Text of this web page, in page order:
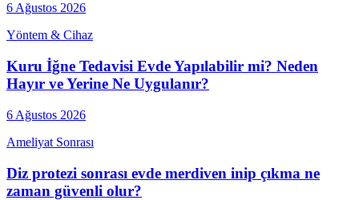
6 Ağustos 2026
Yöntem & Cihaz
Kuru İğne Tedavisi Evde Yapılabilir mi? Neden
Hayır ve Yerine Ne Uygulanır?
6 Ağustos 2026
Ameliyat Sonrası
Diz protezi sonrası evde merdiven inip çıkma ne
zaman güvenli olur?